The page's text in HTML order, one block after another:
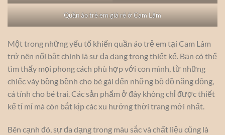
Quần áo trẻ em giá rẻ ở Cam Lâm
Một trong những yếu tố khiến quần áo trẻ em tại Cam Lâm
trở nên nổi bật chính là sự đa dạng trong thiết kế. Bạn có thể
tìm thấy mọi phong cách phù hợp với con mình, từ những
chiếc váy bồng bềnh cho bé gái đến những bộ đồ năng động,
cá tính cho bé trai. Các sản phẩm ở đây không chỉ được thiết
kế tỉ mỉ mà còn bắt kịp các xu hướng thời trang mới nhất.
Bên cạnh đó, sự đa dạng trong màu sắc và chất liệu cũng là